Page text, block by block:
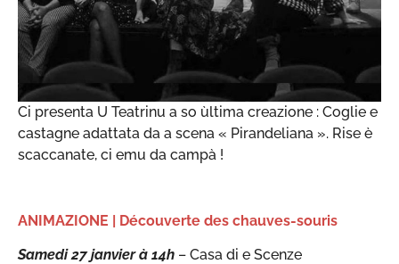
Ci presenta U Teatrinu a so ùltima creazione : Coglie e
castagne adattata da a scena « Pirandeliana ». Rise è
scaccanate, ci emu da campà !
ANIMAZIONE | Découverte des chauves-souris
Samedi 27 janvier à 14h – Casa di e Scenze